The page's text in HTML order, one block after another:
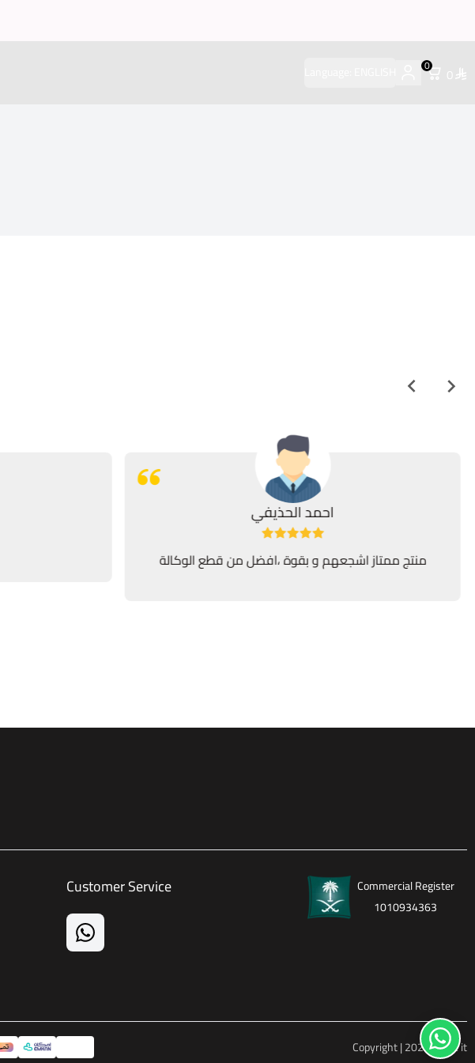
0 0
احمد الحذيفي
منتج ممتاز اشجعهم و بقوة ،افضل من قطع الوكالة
Customer Service
Commercial Register
1010934363
Copyright | 2026brake it